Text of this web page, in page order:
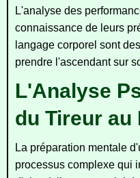
L'analyse des
connaissance de leurs
langage corporel sont
prendre l'ascendant sur
L'Analyse
du Tireur au
La préparation mentale
processus complexe qui